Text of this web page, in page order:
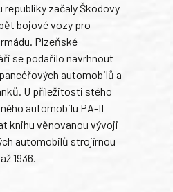
začaly Škodovy
bojové vozy pro
Plzeňské
se podařilo navrhnout
automobilů a
U příležitosti stého
automobilu PA-II
knihu věnovanou vývoji
automobilů strojírnou
1936.